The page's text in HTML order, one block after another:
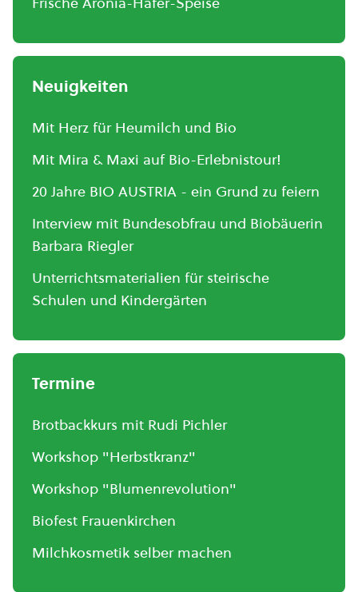
Neuigkeiten
Mit Herz für Heumilch und Bio
Mit Mira & Maxi auf Bio-Erlebnistour!
20 Jahre BIO AUSTRIA - ein Grund zu feiern
Interview mit Bundesobfrau und Biobäuerin
Barbara Riegler
Unterrichtsmaterialien für steirische
Schulen und Kindergärten
Termine
Brotbackkurs mit Rudi Pichler
Workshop "Herbstkranz"
Workshop "Blumenrevolution"
Biofest Frauenkirchen
Milchkosmetik selber machen